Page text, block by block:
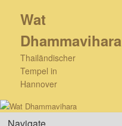
primären
springen
Wat
Dhammavihara
Thailändischer
Tempel in
Hannover
Hauptmenü